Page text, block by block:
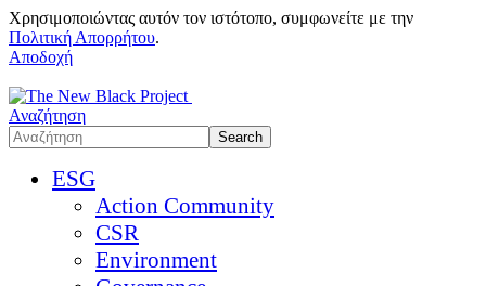
Χρησιμοποιώντας αυτόν τον ιστότοπο, συμφωνείτε με την
Πολιτική Απορρήτου.
Αποδοχή
Αναζήτηση
ESG
Action Community
CSR
Environment